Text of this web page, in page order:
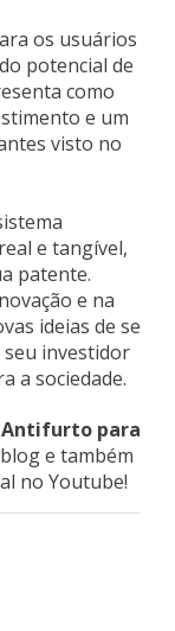
os usuários
potencial de
como
e um
visto no
e tangível,
patente.
e na
ideias de se
investidor
a sociedade.
para
e também
no Youtube!